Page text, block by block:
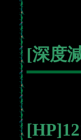
[深度